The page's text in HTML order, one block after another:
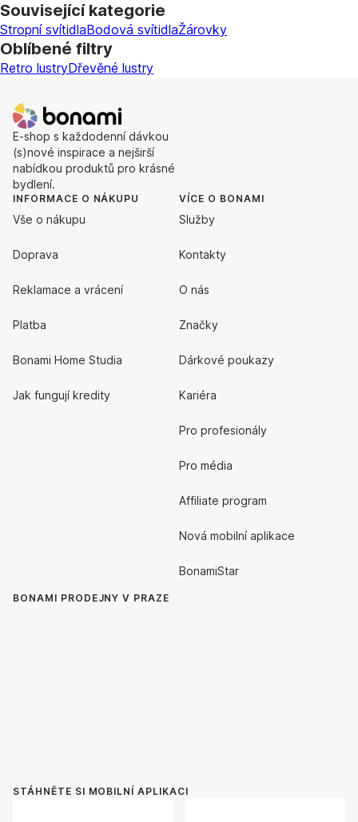
Související kategorie
Stropní svítidlaBodová svítidlaŽárovky
Oblíbené filtry
Retro lustryDřevěné lustry
E-shop s každodenní dávkou
(s)nové inspirace a nejširší
nabídkou produktů pro krásné
bydlení.
INFORMACE O NÁKUPU
Vše o nákupu
Doprava
Reklamace a vrácení
Platba
Bonami Home Studia
Jak fungují kredity
VÍCE O BONAMI
Služby
Kontakty
O nás
Značky
Dárkové poukazy
Kariéra
Pro profesionály
Pro média
Affiliate program
Nová mobilní aplikace
BonamiStar
BONAMI PRODEJNY V PRAZE
STÁHNĚTE SI MOBILNÍ APLIKACI